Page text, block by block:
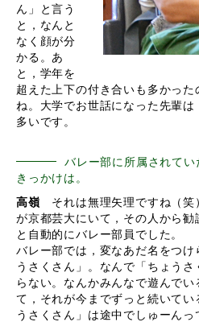
ん」と言う
と，なんと
なく顔が分
かる。あ
と，学年を
超えた上下の付き合いも多かっ
ね。大学でお世話になった先輩
多いです。
バレー部に所属されて
きっかけは。
高嶺 それは無理矢理ですね（笑
が京都芸大にいて，その人から
と自動的にバレー部員でした。
バレー部では，変なあだ名をつけ
うさくさん」。なんで「ちょう
らない。なんかみんなで遊んで
て，それが今までずっと続いてい
うさくさん」は途中でしゅーん